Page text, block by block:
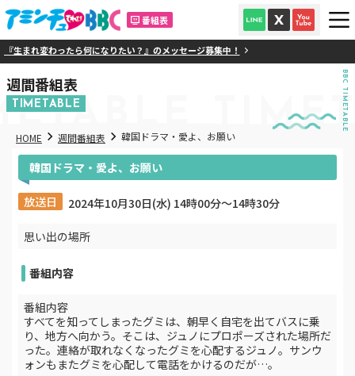
番組表
生まれ変わったら何になりたい？』のメッセージ募集中！
週間番組表
TIMETABLE BBC TIMETABLE
HOME 週間番組表 韓国ドラマ・愛よ、お願い
韓国ドラマ・愛よ、お願い
放送日 2024年10月30日(水) 14時00分〜14時30分
思い出の場所
番組内容
番組内容
すべてを知ってしまったグミは、朝早く自宅を出てバスに乗
り、地方へ向かう。そこは、ジュノにプロポーズされた場所だ
った。連絡が取れなくなったグミを心配するジュノ。サンウ
ォンもまたグミを心配して電話をかけるのだが…。